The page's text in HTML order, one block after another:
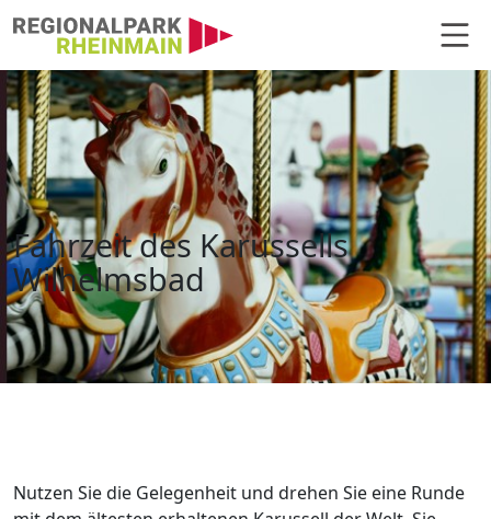
Fahrzeit des Karussells
Hauptnavigation
Fahrzeit des Karussells
Wilhelmsbad
Nutzen Sie die Gelegenheit und drehen Sie eine Runde